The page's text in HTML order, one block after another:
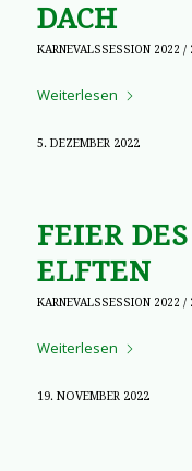
DACH
KARNEVALSSESSION 2022 /
Weiterlesen
5. DEZEMBER 2022
FEIER
ELFTEN
KARNEVALSSESSION 2022 /
Weiterlesen
19. NOVEMBER 2022